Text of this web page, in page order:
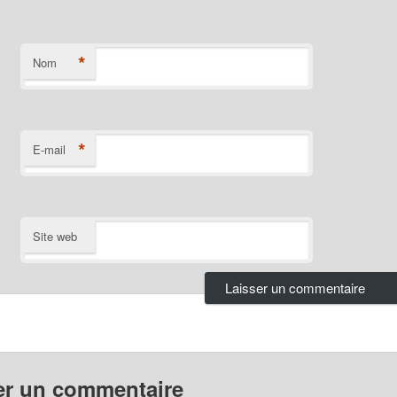
Nom *
E-mail *
Site web
un commentaire